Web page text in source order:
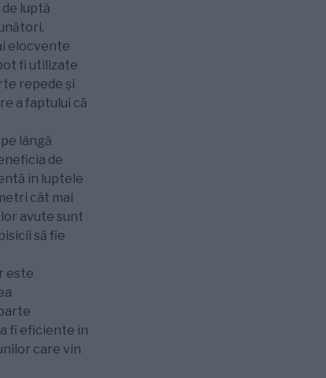
luptă
elocvente
fi utilizate
repede și
a faptului că
lângă
de
în luptele
cât mai
avute sunt
să fie
este
fi eficiente în
care vin